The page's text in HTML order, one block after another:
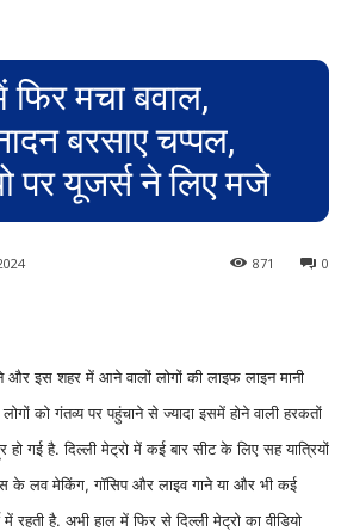
फिर मचा बवाल,
बरसाए चप्पल,
पर यूजर्स ने लिए मजे
0
871
और इस शहर में आने वालों लोगों की लाइफ लाइन मानी
को गंतव्य पर पहुंचाने से ज्यादा इसमें होने वाली हरकतों
हो गई है. दिल्ली मेट्रो में कई बार सीट के लिए सह यात्रियों
के लव मेकिंग, गॉसिप और लाइव गाने या और भी कई
रहती है. अभी हाल में फिर से दिल्ली मेट्रो का वीडियो